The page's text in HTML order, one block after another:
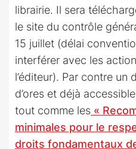
librairie. Il sera
le site du contrôle
15 juillet (délai
interférer avec les
l’éditeur). Par contre un
d’ores et déjà
tout comme les «
minimales pour le
droits fondamentaux